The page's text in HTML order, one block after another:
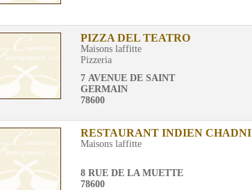
PIZZA DEL TEATRO
Maisons laffitte
Pizzeria
7 AVENUE DE SAINT
GERMAIN
78600
RESTAURANT INDIEN CHADNI
Maisons laffitte
8 RUE DE LA MUETTE
78600